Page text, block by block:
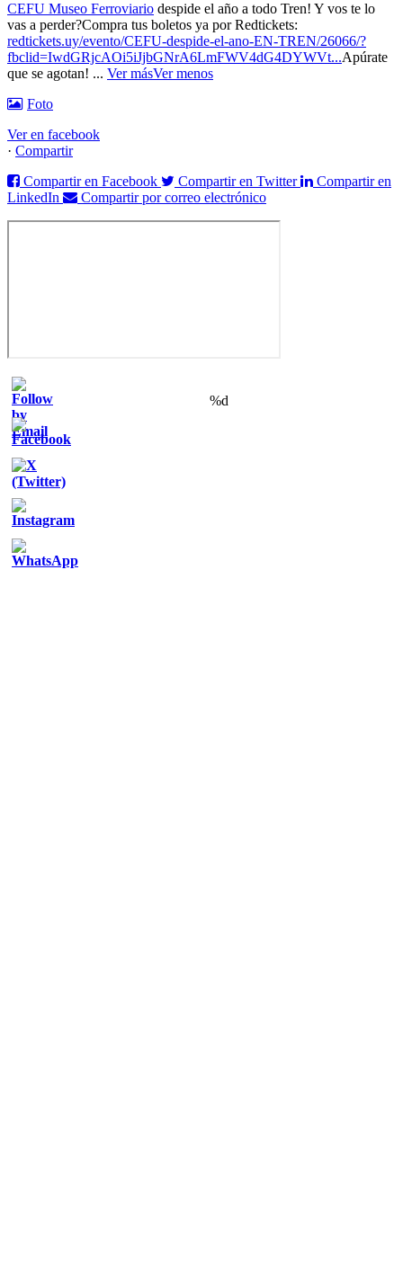
CEFU Museo Ferroviario despide el año a todo Tren! Y vos te lo
vas a perder?Compra tus boletos ya por Redtickets:
redtickets.uy/evento/CEFU-despide-el-ano-EN-TREN/26066/?
fbclid=IwdGRjcAOi5iJjbGNrA6LmFWV4dG4DYWVt...Apúrate
que se agotan! ... Ver másVer menos
Foto
Ver en facebook
· Compartir
Compartir en Facebook
Compartir en Twitter
Compartir en
LinkedIn
Compartir por correo electrónico
%d